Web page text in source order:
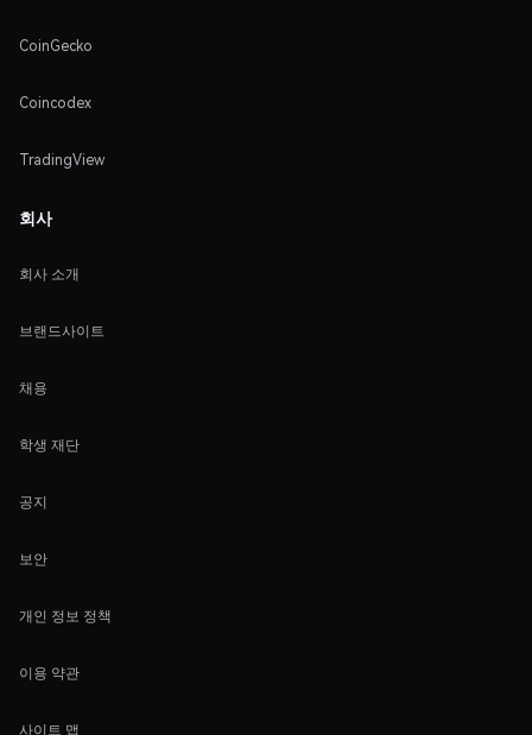
CoinGecko
Coincodex
TradingView
회사
회사 소개
브랜드사이트
채용
학생 재단
공지
보안
개인 정보 정책
이용 약관
사이트 맵